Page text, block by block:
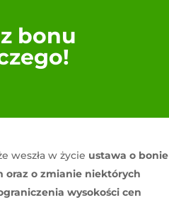
bonu
weszła w życie ustawa o bonie
oraz o zmianie niektórych
wysokości cen